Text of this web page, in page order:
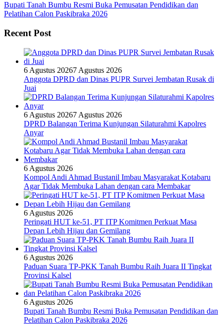
Bupati Tanah Bumbu Resmi Buka Pemusatan Pendidikan dan
Pelatihan Calon Paskibraka 2026
Recent Post
6 Agustus 20267 Agustus 2026
Anggota DPRD dan Dinas PUPR Survei Jembatan Rusak di
Juai
6 Agustus 20267 Agustus 2026
DPRD Balangan Terima Kunjungan Silaturahmi Kapolres
Anyar
6 Agustus 2026
Kompol Andi Ahmad Bustanil Imbau Masyarakat Kotabaru
Agar Tidak Membuka Lahan dengan cara Membakar
6 Agustus 2026
Peringati HUT ke-51, PT ITP Komitmen Perkuat Masa
Depan Lebih Hijau dan Gemilang
6 Agustus 2026
Paduan Suara TP-PKK Tanah Bumbu Raih Juara II Tingkat
Provinsi Kalsel
6 Agustus 2026
Bupati Tanah Bumbu Resmi Buka Pemusatan Pendidikan dan
Pelatihan Calon Paskibraka 2026